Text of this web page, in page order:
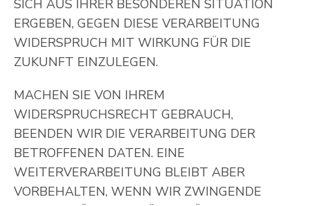
SICH AUS IHRER BESONDEREN SITUATION
ERGEBEN, GEGEN DIESE VERARBEITUNG
WIDERSPRUCH MIT WIRKUNG FÜR DIE
ZUKUNFT EINZULEGEN.
MACHEN SIE VON IHREM
WIDERSPRUCHSRECHT GEBRAUCH,
BEENDEN WIR DIE VERARBEITUNG DER
BETROFFENEN DATEN. EINE
WEITERVERARBEITUNG BLEIBT ABER
VORBEHALTEN, WENN WIR ZWINGENDE